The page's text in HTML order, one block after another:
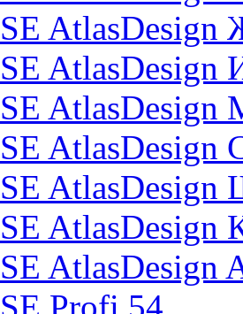
SE AtlasDesign
SE AtlasDesign
SE AtlasDesign
SE AtlasDesign
SE AtlasDesign
SE AtlasDesign
SE AtlasDesign